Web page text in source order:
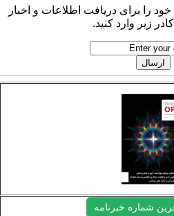
را برای دریافت اطلاعات و اخبار
زیر وارد کنید.
شماره خبرنامه